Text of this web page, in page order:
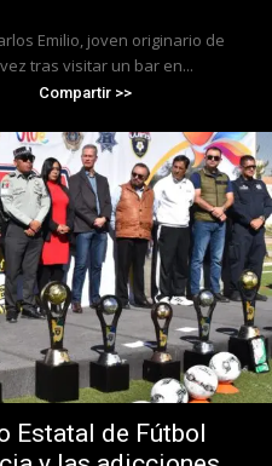
Emilio, joven originario de
tras visitar un bar en...
Compartir >>
Estatal de Fútbol